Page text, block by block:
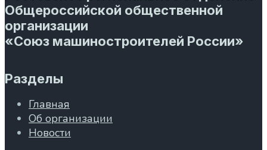
Общероссийской общественной
организации
«Союз машиностроителей России»
Разделы
Главная
Об организации
Новости